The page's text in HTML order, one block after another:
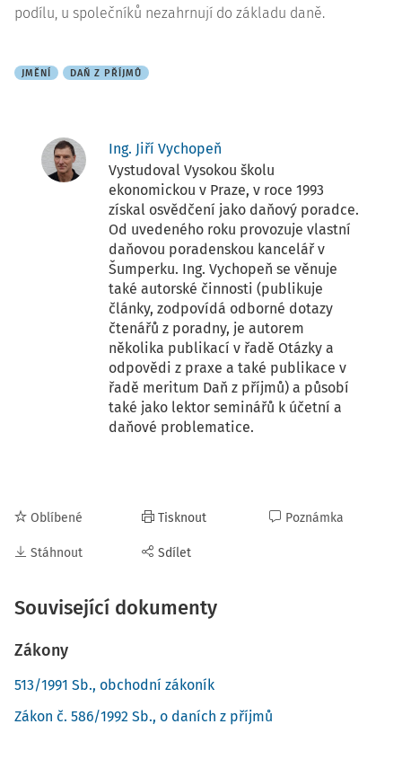
podílu, u společníků nezahrnují do základu daně.
JMĚNÍ DAŇ Z PŘÍJMŮ
Ing. Jiří Vychopeň
Vystudoval Vysokou školu
ekonomickou v Praze, v roce 1993
získal osvědčení jako daňový poradce.
Od uvedeného roku provozuje vlastní
daňovou poradenskou kancelář v
Šumperku. Ing. Vychopeň se věnuje
také autorské činnosti (publikuje
články, zodpovídá odborné dotazy
čtenářů z poradny, je autorem
několika publikací v řadě Otázky a
odpovědi z praxe a také publikace v
řadě meritum Daň z příjmů) a působí
také jako lektor seminářů k účetní a
daňové problematice.
Oblíbené
Stáhnout
Tisknout
Sdílet
Poznámka
Související dokumenty
Zákony
513/1991 Sb., obchodní zákoník
Zákon č. 586/1992 Sb., o daních z příjmů